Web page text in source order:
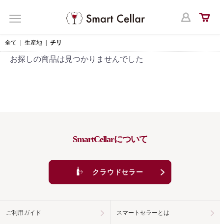
ロ
全て 生産地 チリ
お探しの商品は見つかりませんでした
SmartCellarについて
クラウドセラー
ご利用ガイド スマートセラーとは